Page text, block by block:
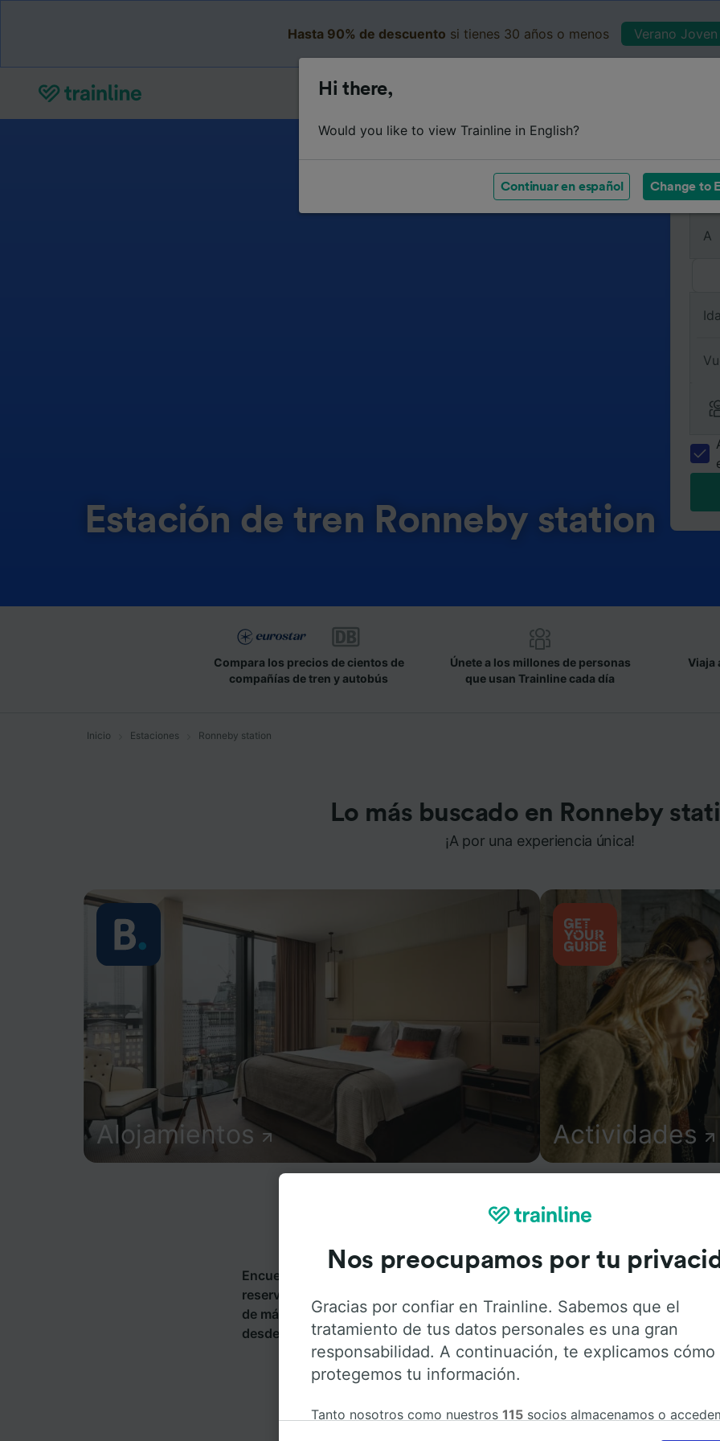
Hasta 90% de descuento si tienes 30 años o menos Verano
Estación de tren Ronneby station
De
A
Compara los precios de cientos de
compañías de tren y autobús
Únete a los millones de personas
que usan Trainline cada día
Viaja
Inicio Estaciones Ronneby station
Lo más buscado en Ronneby
¡A por una experiencia única!
Alojamientos Actividades
Encuentra información sobre la estación y sus servicios, comprueba los
reserva tus billetes desde o hacia Ronneby station. Trainline opera en 45
de más de 270 compañías de tren y autobús incluyendoRenfe. Descubre a
desde Ronneby station con Trainline.
Hi there,
Would you like to view Trainline in English?
Continuar en español Change to
Nos preocupamos por tu
Gracias por confiar en Trainline. Sabemos que el
tratamiento de tus datos personales es una gran
responsabilidad. A continuación, te explicamos cómo
protegemos tu información.
Tanto nosotros como nuestros 115 socios almacenamos o